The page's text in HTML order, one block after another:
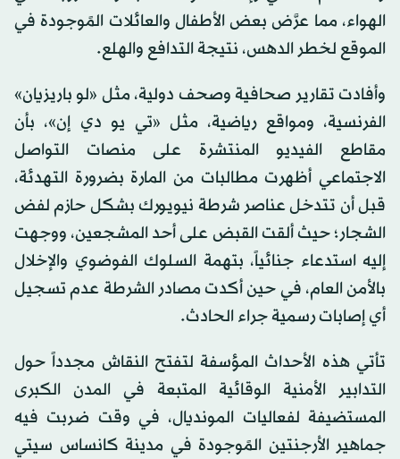
الهواء، مما عرَّض بعض الأطفال والعائلات المًوجودة في
الموقع لخطر الدهس، نتيجة التدافع والهلع.
وأفادت تقارير صحافية وصحف دولية، مثل «لو باريزيان»
الفرنسية، ومواقع رياضية، مثل «تي يو دي إن»، بأن
مقاطع الفيديو المنتشرة على منصات التواصل
الاجتماعي أظهرت مطالبات من المارة بضرورة التهدئة،
قبل أن تتدخل عناصر شرطة نيويورك بشكل حازم لفض
الشجار؛ حيث ألقت القبض على أحد المشجعين، ووجهت
إليه استدعاء جنائياً، بتهمة السلوك الفوضوي والإخلال
بالأمن العام، في حين أكدت مصادر الشرطة عدم تسجيل
أي إصابات رسمية جراء الحادث.
تأتي هذه الأحداث المؤسفة لتفتح النقاش مجدداً حول
التدابير الأمنية الوقائية المتبعة في المدن الكبرى
المستضيفة لفعاليات المونديال، في وقت ضربت فيه
جماهير الأرجنتين المًوجودة في مدينة كانساس سيتي